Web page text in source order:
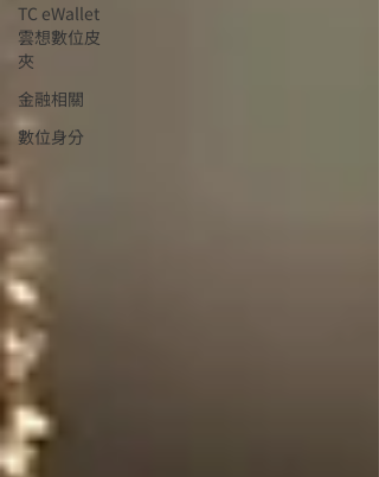
TC eWallet
雲想數位皮
夾
金融相關
數位身分